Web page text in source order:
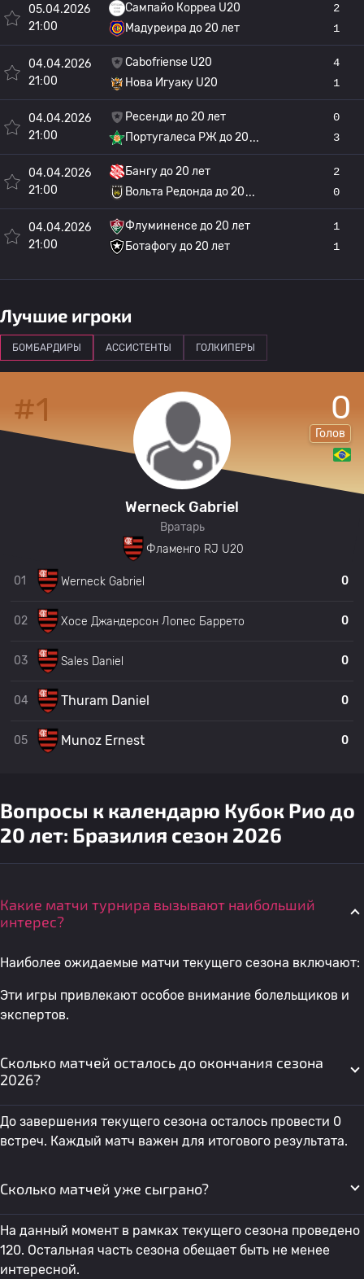
05.04.2026
21:00
Сампайо Корреа U20
Мадуреира до 20 лет
2
1
04.04.2026
21:00
Cabofriense U20
Нова Игуаку U20
4
1
04.04.2026
21:00
Ресенди до 20 лет
Португалеса РЖ до 20
0
3
04.04.2026
21:00
Бангу до 20 лет
Вольта Редонда до 20
2
0
04.04.2026
21:00
Флуминенсе до 20 лет
Ботафогу до 20 лет
1
1
Лучшие игроки
БОМБАРДИРЫ АССИСТЕНТЫ ГОЛКИПЕРЫ
#1
Werneck Gabriel
Вратарь
Фламенго RJ U20
0
Голов
01 Werneck Gabriel 0
02 Хосе Джандерсон Лопес Баррето 0
03 Sales Daniel 0
04 Thuram Daniel 0
05 Munoz Ernest 0
Вопросы к календарю Кубок Рио до
20 лет: Бразилия сезон 2026
Какие матчи турнира вызывают наибольший
интерес?
Наиболее ожидаемые матчи текущего сезона включают:
Эти игры привлекают особое внимание болельщиков и
экспертов.
Сколько матчей осталось до окончания сезона
2026?
До завершения текущего сезона осталось провести 0
встреч. Каждый матч важен для итогового результата.
Сколько матчей уже сыграно?
На данный момент в рамках текущего сезона проведено
120. Остальная часть сезона обещает быть не менее
интересной.